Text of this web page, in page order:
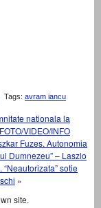
Tags: avram iancu
nationala la
VIDEO/INFO
Fuzes. Autonomia
Dumnezeu” – Laszlo
sotie
»
site.